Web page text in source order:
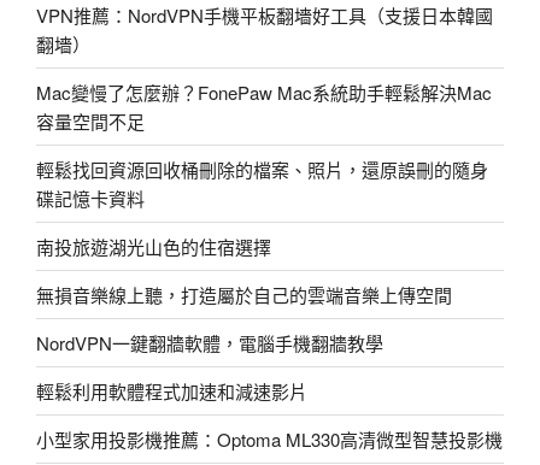
VPN推薦：NordVPN手機平板翻墻好工具（支援日本韓國
翻墻）
Mac變慢了怎麼辦？FonePaw Mac系統助手輕鬆解決Mac
容量空間不足
輕鬆找回資源回收桶刪除的檔案、照片，還原誤刪的隨身
碟記憶卡資料
南投旅遊湖光山色的住宿選擇
無損音樂線上聽，打造屬於自己的雲端音樂上傳空間
NordVPN一鍵翻牆軟體，電腦手機翻牆教學
輕鬆利用軟體程式加速和減速影片
小型家用投影機推薦：Optoma ML330高清微型智慧投影機